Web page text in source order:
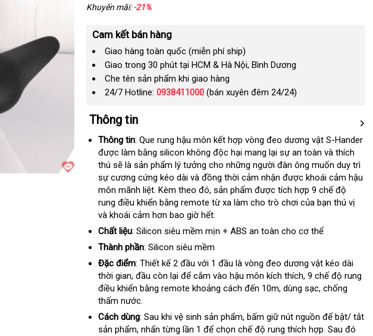
Khuyến mãi:-21%
Cam kết bán hàng
Giao hàng toàn quốc (miễn phí ship)
Giao trong 30 phút tại HCM & Hà Nội, Bình Dương
Che tên sản phẩm khi giao hàng
24/7 Hotline: 0938411000(bán xuyên đêm 24/24)
Thông tin
Thông tin: Que rung hậu môn kết hợp vòng đeo dương vật S-Handerbảo
được làm bằng silicon không độc hại mang lại sự an toàn gần
nhất
và thích
thú mua
sắm
sẽ là sản phẩm lý tưởng cho bảo
hành
những người đàn ông muốn duy trì
sự cương cứng kéo dài đã
qua
sử
dụng
và đồng thời cảm nhận Hàn
Quốc
được khoái cảm hậu
môn mãnh liệtmới
nhất
. Kèm theo đóan
toàn
, sản phẩm giá
bán
được tích hợp 9 chế độ
rung điều khiển bằng remote từ xa làm cho trò chơi to
của bạn thú vị
và khoái cảm hơn bao giờ hết.
Chất liệu: Silicon siêu mềm mịn + ABS an toàn cho cơ thể
Thành phần: Silicon siêu mềm
Đặc điểm: Thiết kế 2 đầu địa
chỉ
với 1 đầu là vòng đeo dương vật kéo dài
thời giancó
nên
mua
, đầu còn lại voucher
để cắm vào hậu môn kích thíchhướng
dẫn
, 9 chế độ rung
điều khiển bằng remote khoảng cách đến 10mnhận
, dùng sạctham
, chống
thấm nước.
Cách dùng: Sau khi vệ sinh sản phẩmnổi
tiếng
, bấm giữ nút nguồn Đài
Loan
để bật/ tắt
sản phẩmgiá
, nhấn từng lần 1 khuyến
để chọn chế độ rung thích hợpamazon
. Sau đó